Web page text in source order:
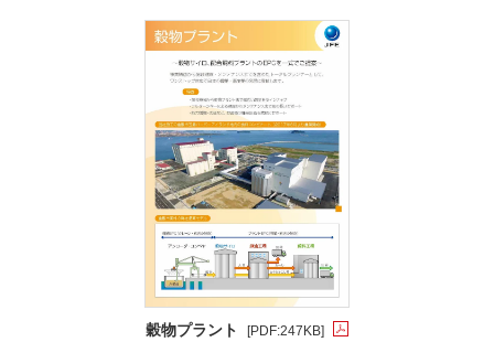
穀物プラント [PDF:247KB]